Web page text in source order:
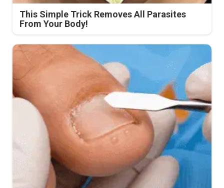
This Simple Trick Removes All Parasites
From Your Body!